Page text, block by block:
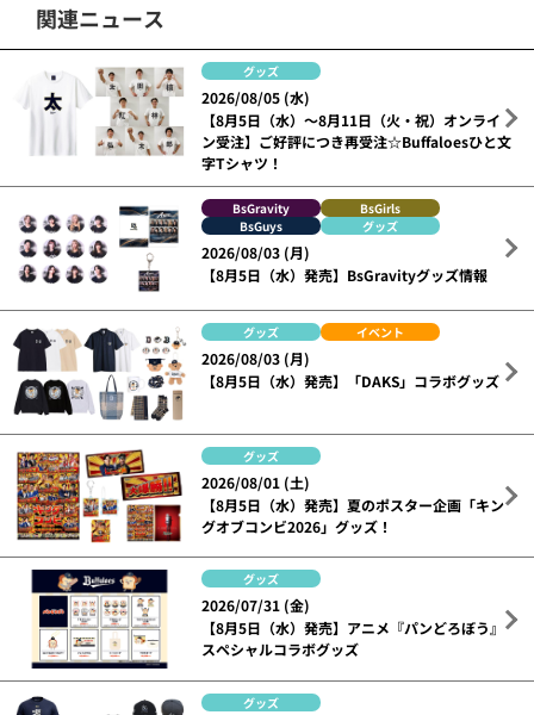
関連ニュース
グッズ
2026/08/05 (水)
【8月5日（水）～8月11日（火・祝）オンライ
ン受注】ご好評につき再受注☆Buffaloesひと文
字Tシャツ！
BsGravity
BsGirls
BsGuys
グッズ
2026/08/03 (月)
【8月5日（水）発売】BsGravityグッズ情報
グッズ イベント
2026/08/03 (月)
【8月5日（水）発売】「DAKS」コラボグッズ
グッズ
2026/08/01 (土)
【8月5日（水）発売】夏のポスター企画「キン
グオブコンビ2026」グッズ！
グッズ
2026/07/31 (金)
【8月5日（水）発売】アニメ『パンどろぼう』
スペシャルコラボグッズ
グッズ